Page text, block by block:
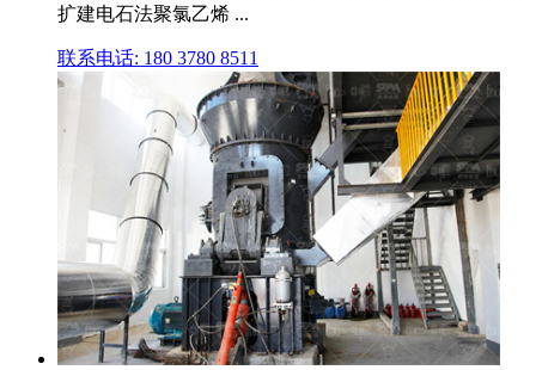
扩建电石法聚氯乙烯 ...
联系电话: 180 3780 8511